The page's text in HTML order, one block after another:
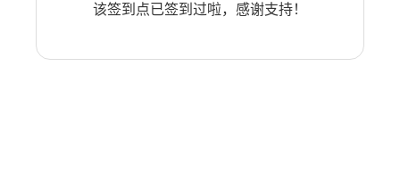
该签到点已签到过啦，感谢支持！